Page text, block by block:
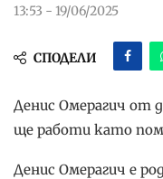
13:53 - 19/06/2025
СПОДЕЛИ
Денис Омерагич от
ще работи като
Денис Омерагич е